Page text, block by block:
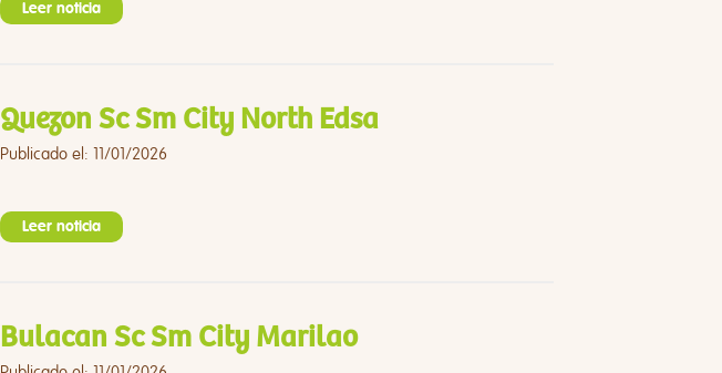
Leer noticia
Quezon Sc Sm City North Edsa
Publicado el: 11/01/2026
Leer noticia
Bulacan Sc Sm City Marilao